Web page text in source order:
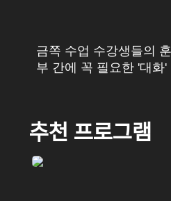
금쪽 수업 수강생들의
부 간에 꼭 필요한 '대화'
추천 프로그램